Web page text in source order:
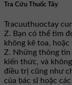
Tra Cứu Thuốc Tây
Tracuuthuoctay
Z. Bạn có thể tìm
không kê toa,
Z. Những thông
kiến thức, và
điều trị cũng như
của bác sĩ hoặc